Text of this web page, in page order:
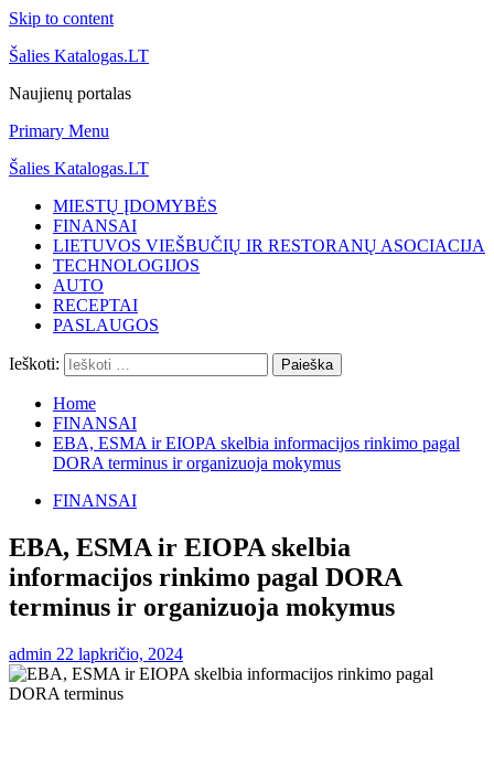
Skip to content
Šalies Katalogas.LT
Naujienų portalas
Primary Menu
Šalies Katalogas.LT
MIESTŲ ĮDOMYBĖS
FINANSAI
LIETUVOS VIEŠBUČIŲ IR RESTORANŲ ASOCIACIJA
TECHNOLOGIJOS
AUTO
RECEPTAI
PASLAUGOS
Ieškoti:
Home
FINANSAI
EBA, ESMA ir EIOPA skelbia informacijos rinkimo pagal
DORA terminus ir organizuoja mokymus
FINANSAI
EBA, ESMA ir EIOPA skelbia
informacijos rinkimo pagal DORA
terminus ir organizuoja mokymus
admin 22 lapkričio, 2024